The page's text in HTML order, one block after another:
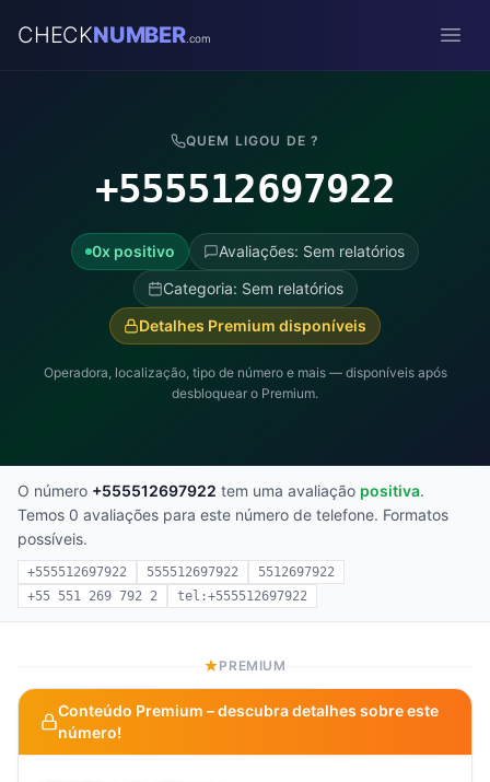
CHECKNUMBER.com
QUEM LIGOU DE ?
+555512697922
0x positivo
Avaliações: Sem relatórios
Categoria: Sem relatórios
Detalhes Premium disponíveis
Operadora, localização, tipo de número e mais — disponíveis após
desbloquear o Premium.
O número +555512697922 tem uma avaliação positiva.
Temos 0 avaliações para este número de telefone. Formatos
possíveis.
+555512697922 555512697922
5512697922
+55 551 269 792 2
tel:+555512697922
PREMIUM
Conteúdo Premium – descubra detalhes sobre este
número!